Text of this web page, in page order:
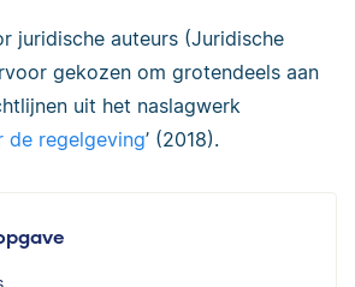
juridische auteurs (Juridische
gekozen om grotendeels aan
uit het naslagwerk
de regelgeving’ (2018).